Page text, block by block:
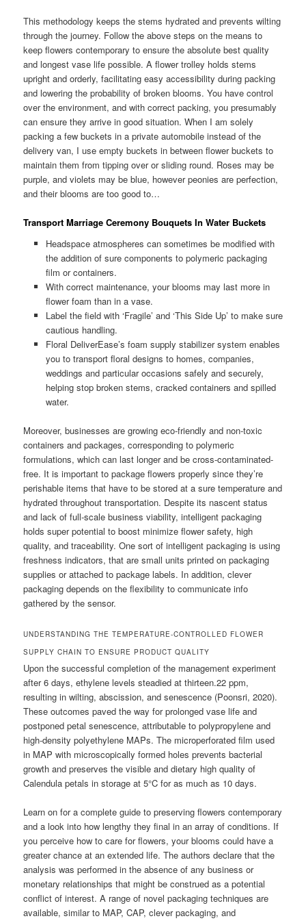
This methodology keeps the stems hydrated and prevents wilting
through the journey. Follow the above steps on the means to
keep flowers contemporary to ensure the absolute best quality
and longest vase life possible. A flower trolley holds stems
upright and orderly, facilitating easy accessibility during packing
and lowering the probability of broken blooms. You have control
over the environment, and with correct packing, you presumably
can ensure they arrive in good situation. When I am solely
packing a few buckets in a private automobile instead of the
delivery van, I use empty buckets in between flower buckets to
maintain them from tipping over or sliding round. Roses may be
purple, and violets may be blue, however peonies are perfection,
and their blooms are too good to…
Transport Marriage Ceremony Bouquets In Water Buckets
Headspace atmospheres can sometimes be modified with
the addition of sure components to polymeric packaging
film or containers.
With correct maintenance, your blooms may last more in
flower foam than in a vase.
Label the field with ‘Fragile’ and ‘This Side Up’ to make sure
cautious handling.
Floral DeliverEase’s foam supply stabilizer system enables
you to transport floral designs to homes, companies,
weddings and particular occasions safely and securely,
helping stop broken stems, cracked containers and spilled
water.
Moreover, businesses are growing eco-friendly and non-toxic
containers and packages, corresponding to polymeric
formulations, which can last longer and be cross-contaminated-
free. It is important to package flowers properly since they’re
perishable items that have to be stored at a sure temperature and
hydrated throughout transportation. Despite its nascent status
and lack of full-scale business viability, intelligent packaging
holds super potential to boost minimize flower safety, high
quality, and traceability. One sort of intelligent packaging is using
freshness indicators, that are small units printed on packaging
supplies or attached to package labels. In addition, clever
packaging depends on the flexibility to communicate info
gathered by the sensor.
UNDERSTANDING THE TEMPERATURE-CONTROLLED FLOWER
SUPPLY CHAIN TO ENSURE PRODUCT QUALITY
Upon the successful completion of the management experiment
after 6 days, ethylene levels steadied at thirteen.22 ppm,
resulting in wilting, abscission, and senescence (Poonsri, 2020).
These outcomes paved the way for prolonged vase life and
postponed petal senescence, attributable to polypropylene and
high-density polyethylene MAPs. The microperforated film used
in MAP with microscopically formed holes prevents bacterial
growth and preserves the visible and dietary high quality of
Calendula petals in storage at 5°C for as much as 10 days.
Learn on for a complete guide to preserving flowers contemporary
and a look into how lengthy they final in an array of conditions. If
you perceive how to care for flowers, your blooms could have a
greater chance at an extended life. The authors declare that the
analysis was performed in the absence of any business or
monetary relationships that might be construed as a potential
conflict of interest. A range of novel packaging techniques are
available, similar to MAP, CAP, clever packaging, and